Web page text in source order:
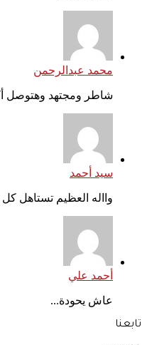
محمد عبدالرحمن
شاطر ومجتهد وهتوصل
سيد أحمد
وااله العظيم تستاهل
أحمد علي
عاش يحودة...
تابعنا